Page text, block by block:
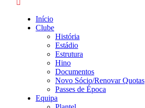
Início
Clube
História
Estádio
Estrutura
Hino
Documentos
Novo Sócio/Renovar Quotas
Passes de Época
Equipa